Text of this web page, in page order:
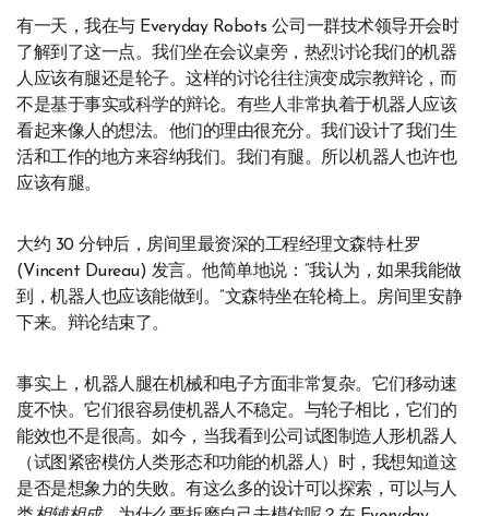
有一天，我在与 Everyday Robots 公司一群技术领导开会时
了解到了这一点。我们坐在会议桌旁，热烈讨论我们的机器
人应该有腿还是轮子。这样的讨论往往演变成宗教辩论，而
不是基于事实或科学的辩论。有些人非常执着于机器人应该
看起来像人的想法。他们的理由很充分。我们设计了我们生
活和工作的地方来容纳我们。我们有腿。所以机器人也许也
应该有腿。
大约 30 分钟后，房间里最资深的工程经理文森特·杜罗
(Vincent Dureau) 发言。他简单地说：“我认为，如果我能做
到，机器人也应该能做到。”文森特坐在轮椅上。房间里安静
下来。辩论结束了。
事实上，机器人腿在机械和电子方面非常复杂。它们移动速
度不快。它们很容易使机器人不稳定。与轮子相比，它们的
能效也不是很高。如今，当我看到公司试图制造人形机器人
（试图紧密模仿人类形态和功能的机器人）时，我想知道这
是否是想象力的失败。有这么多的设计可以探索，可以与人